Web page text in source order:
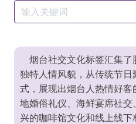
Search
for:
烟台社交文化标签汇集
独特人情风貌，从传统节
式，展现出烟台人热情好
地婚俗礼仪、海鲜宴席社
兴的咖啡馆文化和线上线